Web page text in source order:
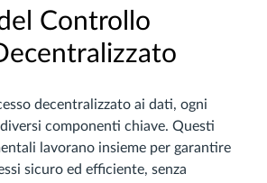
Controllo
decentralizzato ai dati, ogni
componenti chiave. Questi
lavorano insieme per garantire
sicuro ed efficiente, senza